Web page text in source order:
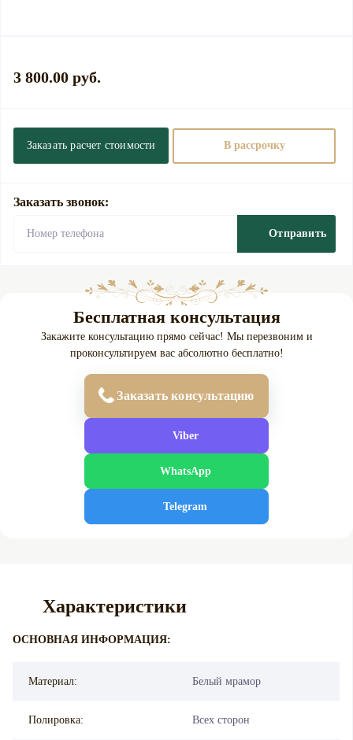
3 800.00 руб.
Заказать расчет стоимости В рассрочку
Заказать звонок:
Отправить
Бесплатная консультация
Закажите консультацию прямо сейчас! Мы перезвоним и
проконсультируем вас абсолютно бесплатно!
Заказать консультацию
Viber
WhatsApp
Telegram
Характеристики
ОСНОВНАЯ ИНФОРМАЦИЯ:
Материал: Белый мрамор
Полировка: Всех сторон